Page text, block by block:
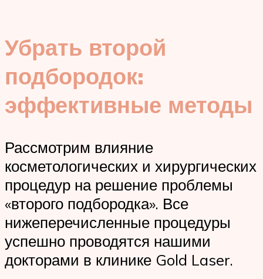
Убрать второй
подбородок:
эффективные методы
Рассмотрим влияние
косметологических и хирургических
процедур на решение проблемы
«второго подбородка». Все
нижеперечисленные процедуры
успешно проводятся нашими
докторами в клинике Gold Laser.